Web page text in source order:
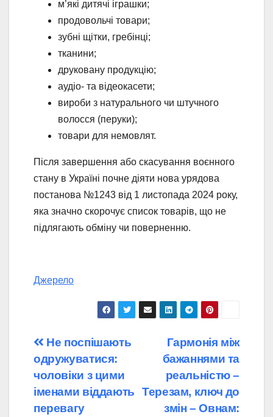
м’які дитячі іграшки;
продовольчі товари;
зубні щітки, гребінці;
тканини;
друковану продукцію;
аудіо- та відеокасети;
вироби з натурального чи штучного
волосся (перуки);
товари для немовлят.
Після завершення або скасування воєнного
стану в Україні почне діяти нова урядова
постанова №1243 від 1 листопада 2024 року,
яка значно скорочує список товарів, що не
підлягають обміну чи поверненню.
Джерело
Навігація
записів
Гармонія між
бажаннями та
реальністю –
Терезам, ключ до
змін – Овнам:
Не поспішають
одружуватися:
чоловіки з цими
іменами віддають
перевагу